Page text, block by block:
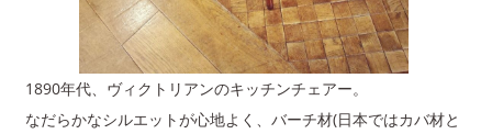
1890年代、ヴィクトリアンのキッチンチェアー。
なだらかなシルエットが心地よく、バーチ材(日本ではカバ材と